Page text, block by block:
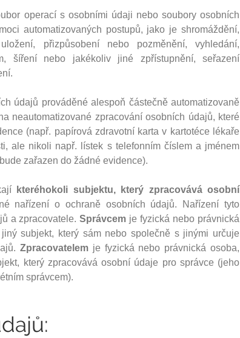
operací s osobními údaji nebo soubory osobních
automatizovaných postupů, jako je shromáždění,
přizpůsobení nebo pozměnění, vyhledání,
šíření nebo jakékoliv jiné zpřístupnění, seřazení
údajů prováděné alespoň částečně automatizovaně
neautomatizované zpracování osobních údajů, které
(např. papírová zdravotní karta v kartotéce lékaře
ale nikoli např. lístek s telefonním číslem a jménem
zařazen do žádné evidence).
kteréhokoli subjektu, který zpracovává osobní
nařízení o ochraně osobních údajů. Nařízení tyto
a zpracovatele.Správcem je fyzická nebo právnická
subjekt, který sám nebo společně s jinými určuje
Zpracovatelem je fyzická nebo právnická osoba,
který zpracovává osobní údaje pro správce (jeho
správcem).